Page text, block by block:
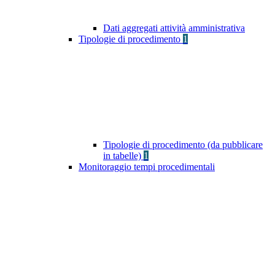
Dati aggregati attività amministrativa
Tipologie di procedimento 1
Tipologie di procedimento (da pubblicare
in tabelle) 1
Monitoraggio tempi procedimentali